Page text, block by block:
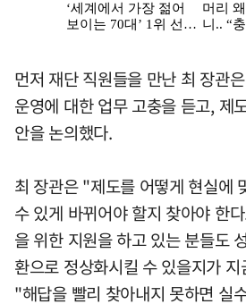
먼저 재단 직원들을 만난 최 장관
운영에 대한 업무 고충을 듣고, 제
안을 논의했다.
최 장관은 "제도를 어떻게 현실에
수 있게 바뀌어야 할지 찾아야 한
을 위한 지원을 하고 있는 분들도
환으로 정상화시킬 수 있을지가
"해답을 빨리 찾아내지 못하면 실